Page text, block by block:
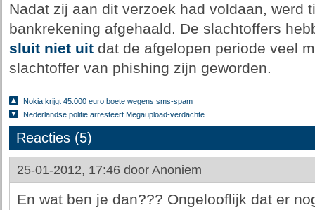
Nadat zij aan dit verzoek had voldaan, werd
bankrekening afgehaald. De slachtoffers
sluit niet uitdat de afgelopen periode veel
slachtoffer van phishing zijn geworden.
Nokia krijgt 45.000 euro boete wegens sms-spam
Nederlandse politie arresteert Megaupload-verdachte
Reacties (5)
25-01-2012, 17:46 door Anoniem
En wat ben je dan??? Ongelooflijk dat er